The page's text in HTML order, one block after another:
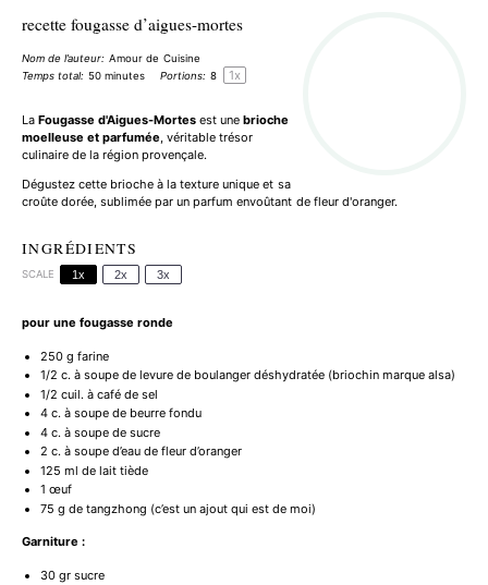
recette fougasse d’aigues-mortes
Nom de l’auteur: Amour de Cuisine
Temps total: 50 minutes Portions: 8 1x
LaFougasse d'Aigues-Mortes est unebrioche
moelleuse et parfumée , véritable trésor
culinaire de la région provençale.
Dégustez cette brioche à la texture unique et sa
croûte dorée, sublimée par un parfum envoûtant de fleur d'oranger.
INGRÉDIENTS
SCALE 1x 2x 3x
pour une fougasse ronde
250 g farine
1/2 c. à soupe de levure de boulanger déshydratée (briochin marque alsa)
1/2 cuil. à café de sel
4c. à soupe de beurre fondu
4c. à soupe de sucre
2 c. à soupe d’eau de fleur d’oranger
125 ml de lait tiède
1 œuf
75 g de tangzhong (c’est un ajout qui est de moi)
Garniture :
30gr sucre